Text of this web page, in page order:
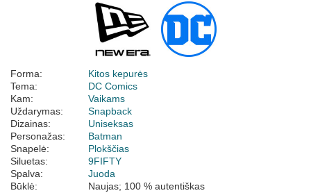
Forma:
Kitos kepurės
Tema:
DC Comics
Kam:
Vaikams
Uždarymas:
Snapback
Dizainas:
Uniseksas
Personažas:
Batman
Snapelė:
Plokščias
Siluetas:
9FIFTY
Spalva:
Juoda
Būklė:
Naujas; 100 % autentiškas